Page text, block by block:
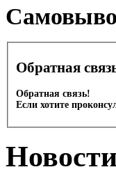
Обратная
Обратная связь!
Если хотите